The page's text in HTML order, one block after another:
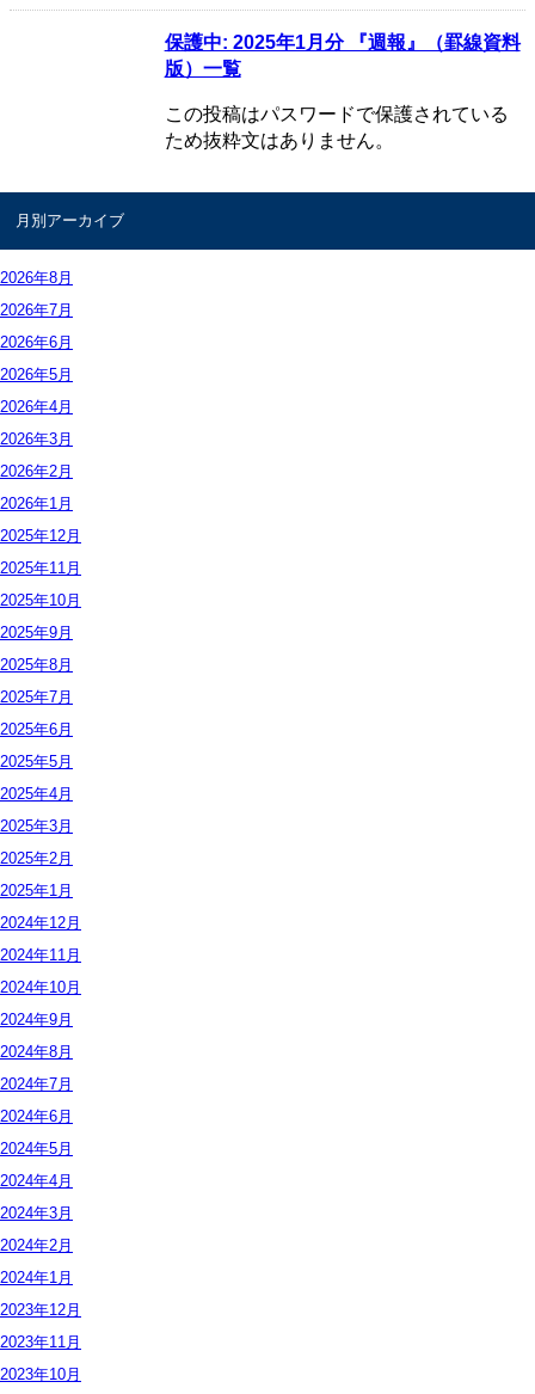
保護中: 2025年1月分 『週報』（罫線資料
版）一覧
この投稿はパスワードで保護されている
ため抜粋文はありません。
月別アーカイブ
2026年8月
2026年7月
2026年6月
2026年5月
2026年4月
2026年3月
2026年2月
2026年1月
2025年12月
2025年11月
2025年10月
2025年9月
2025年8月
2025年7月
2025年6月
2025年5月
2025年4月
2025年3月
2025年2月
2025年1月
2024年12月
2024年11月
2024年10月
2024年9月
2024年8月
2024年7月
2024年6月
2024年5月
2024年4月
2024年3月
2024年2月
2024年1月
2023年12月
2023年11月
2023年10月